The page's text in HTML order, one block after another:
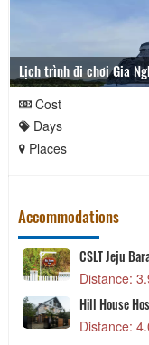
Lịch trình đi chơi Gia
Cost
Days
Places
Accommodations
CSLT Jeju
Distance:
Hill House
Distance: